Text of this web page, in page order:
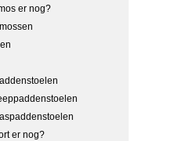
er nog?
er nog?